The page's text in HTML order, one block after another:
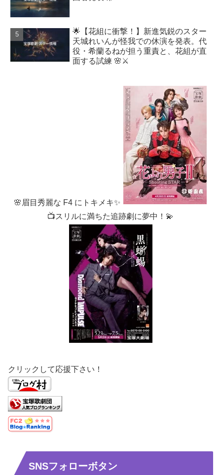
🌟【花組に衝撃！】新進気鋭のスター
天城れいんが怪我での休演を発表。代
役・希蘭るねが担う重責と、花組が直
面する試練 🌸⚔️
🌸眉目秀麗な F4 にトキメキ✨
📺スリルに満ちた追跡劇に夢中！💫
クリックして応援下さい！
SNSフォローボタン